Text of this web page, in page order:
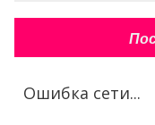
Ошибка сети...